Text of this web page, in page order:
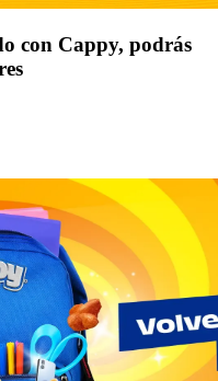
con Cappy, podrás